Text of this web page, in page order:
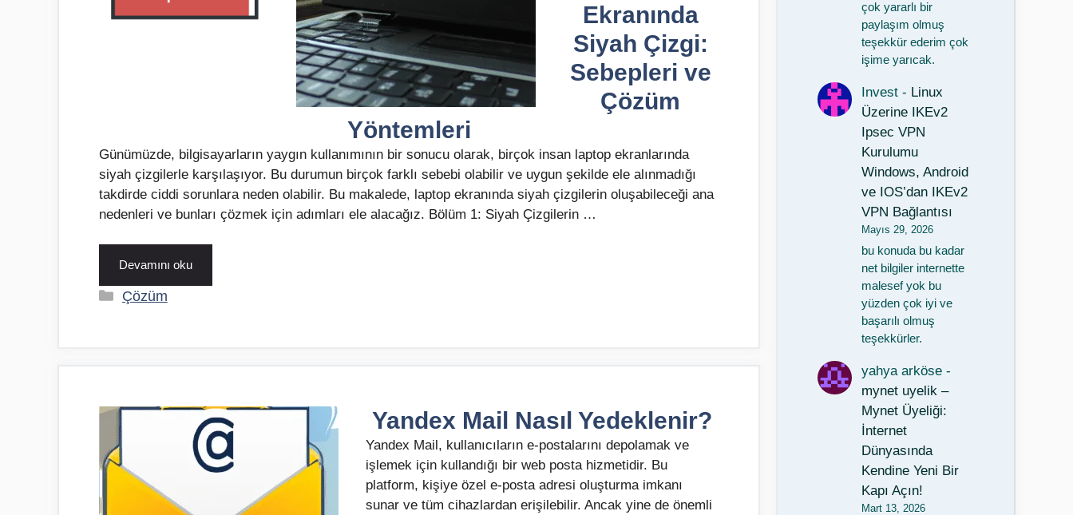
Ekranında
Siyah Çizgi:
Sebepleri ve
Çözüm
Yöntemleri
Günümüzde, bilgisayarların yaygın kullanımının bir sonucu olarak, birçok insan laptop ekranlarında
siyah çizgilerle karşılaşıyor. Bu durumun birçok farklı sebebi olabilir ve uygun şekilde ele alınmadığı
takdirde ciddi sorunlara neden olabilir. Bu makalede, laptop ekranında siyah çizgilerin oluşabileceği ana
nedenleri ve bunları çözmek için adımları ele alacağız. Bölüm 1: Siyah Çizgilerin …
Devamını oku
Kategoriler
Çözüm
Yandex Mail Nasıl Yedeklenir?
Yandex Mail, kullanıcıların e-postalarını depolamak ve
işlemek için kullandığı bir web posta hizmetidir. Bu
platform, kişiye özel e-posta adresi oluşturma imkanı
sunar ve tüm cihazlardan erişilebilir. Ancak yine de önemli
çok yararlı bir
paylaşım olmuş
teşekkür ederim çok
işime yarıcak.
Invest - Linux
Üzerine IKEv2
Ipsec VPN
Kurulumu
Windows, Android
ve IOS’dan IKEv2
VPN Bağlantısı
Mayıs 29, 2026
bu konuda bu kadar
net bilgiler internette
malesef yok bu
yüzden çok iyi ve
başarılı olmuş
teşekkürler.
yahya arköse -
mynet uyelik –
Mynet Üyeliği:
İnternet
Dünyasında
Kendine Yeni Bir
Kapı Açın!
Mart 13, 2026